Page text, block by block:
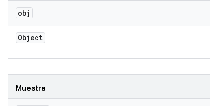
obj
Object
Muestra